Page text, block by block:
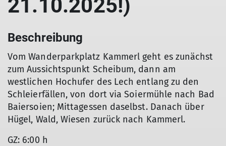
21.10.2025!)
Beschreibung
Vom Wanderparkplatz Kammerl geht es zunächst
zum Aussichtspunkt Scheibum, dann am
westlichen Hochufer des Lech entlang zu den
Schleierfällen, von dort via Soiermühle nach Bad
Baiersoien; Mittagessen daselbst. Danach über
Hügel, Wald, Wiesen zurück nach Kammerl.
GZ: 6:00 h